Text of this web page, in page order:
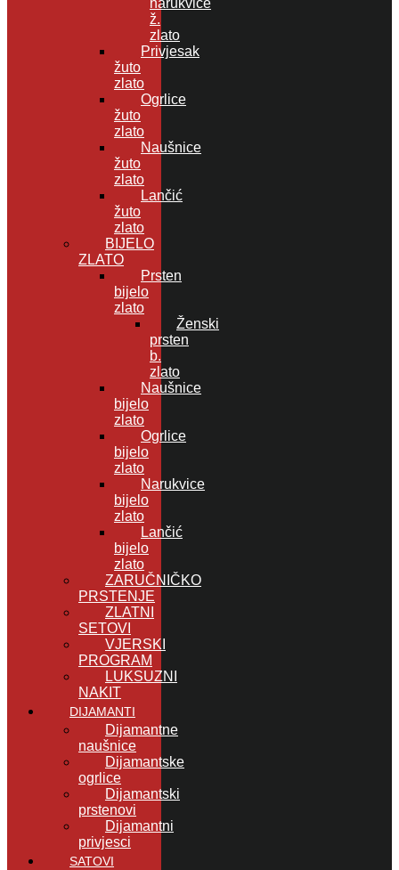
ž.
zlato
Privjesak
žuto
zlato
Ogrlice
žuto
zlato
Naušnice
žuto
zlato
Lančić
žuto
zlato
BIJELO
ZLATO
Prsten
bijelo
zlato
Ženski
prsten
b.
zlato
Naušnice
bijelo
zlato
Ogrlice
bijelo
zlato
Narukvice
bijelo
zlato
Lančić
bijelo
zlato
ZARUČNIČKO
PRSTENJE
ZLATNI
SETOVI
VJERSKI
PROGRAM
LUKSUZNI
NAKIT
DIJAMANTI
Dijamantne
naušnice
Dijamantske
ogrlice
Dijamantski
prstenovi
Dijamantni
privjesci
SATOVI